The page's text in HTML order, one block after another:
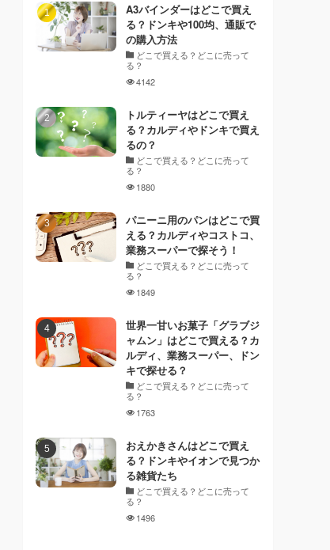
A3バインダーはどこで買え
る？ドンキや100均、通販で
の購入方法
どこで買える？どこに売って
る？
4142
トルティーヤはどこで買え
る？カルディやドンキで買え
るの？
どこで買える？どこに売って
る？
1880
パニーニ用のパンはどこで買
える？カルディやコストコ、
業務スーパーで探そう！
どこで買える？どこに売って
る？
1849
世界一甘いお菓子「グラブジ
ャムン」はどこで買える？カ
ルディ、業務スーパー、ドン
キで探せる？
どこで買える？どこに売って
る？
1763
おえかきさんはどこで買え
る？ドンキやイオンで見つか
る雑貨たち
どこで買える？どこに売って
る？
1496